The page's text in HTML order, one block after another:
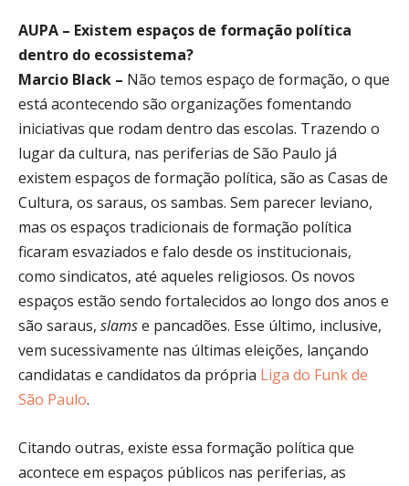
AUPA – Existem espaços de formação política
dentro do ecossistema?
Marcio Black – Não temos espaço de formação, o que
está acontecendo são organizações fomentando
iniciativas que rodam dentro das escolas. Trazendo o
lugar da cultura, nas periferias de São Paulo já
existem espaços de formação política, são as Casas de
Cultura, os saraus, os sambas. Sem parecer leviano,
mas os espaços tradicionais de formação política
ficaram esvaziados e falo desde os institucionais,
como sindicatos, até aqueles religiosos. Os novos
espaços estão sendo fortalecidos ao longo dos anos e
são saraus, slamse pancadões. Esse último, inclusive,
vem sucessivamente nas últimas eleições, lançando
candidatas e candidatos da própria Liga do Funk de
São Paulo.
Citando outras, existe essa formação política que
acontece em espaços públicos nas periferias, as